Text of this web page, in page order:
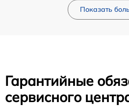
Показать
Гарантийные
сервисного